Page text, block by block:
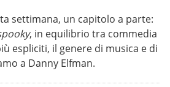
settimana, un capitolo a parte:
, in equilibrio tra commedia
espliciti, il genere di musica e di
a Danny Elfman.